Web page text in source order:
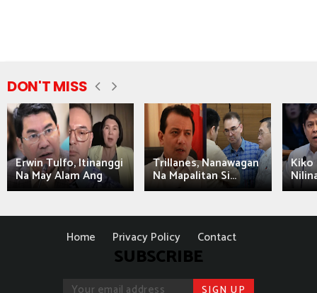
DON'T MISS
Erwin Tulfo, Itinanggi
Na May Alam Ang
Trillanes, Nanawagan
Na Mapalitan Si...
Kiko
Home Privacy Policy Contact
SUBSCRIBE